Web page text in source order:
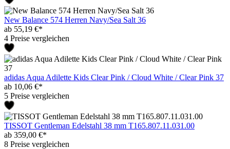
New Balance 574 Herren Navy/Sea Salt 36
ab 55,19 €*
4 Preise vergleichen
adidas Aqua Adilette Kids Clear Pink / Cloud White / Clear Pink 37
ab 10,06 €*
5 Preise vergleichen
TISSOT Gentleman Edelstahl 38 mm T165.807.11.031.00
ab 359,00 €*
8 Preise vergleichen